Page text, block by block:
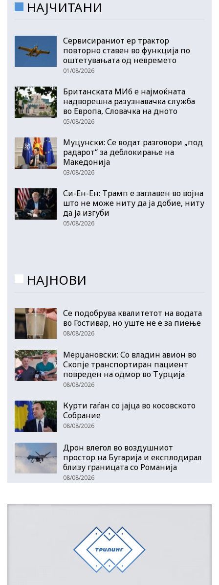
НАЈЧИТАНИ
Сервисираниот ер трактор
повторно ставен во функција по
оштетувањата од невремето
01/08/2026
Британската МИ6 е најмоќната
надворешна разузнавачка служба
во Европа, Словачка на дното
05/08/2026
Муцунски: Се водат разговори „под
радарот“ за деблокирање на
Македонија
03/08/2026
Си-Ен-Ен: Трамп е заглавен во војна
што не може ниту да ја добие, ниту
да ја изгуби
05/08/2026
НАЈНОВИ
Се подобрува квалитетот на водата
во Гостивар, но уште не е за пиење
08/08/2026
Мерџановски: Со владин авион во
Скопје транспортиран пациент
повреден на одмор во Турција
08/08/2026
Курти гаѓан со јајца во косовското
Собрание
08/08/2026
Дрон влегол во воздушниот
простор на Бугарија и експлодирал
близу границата со Романија
08/08/2026